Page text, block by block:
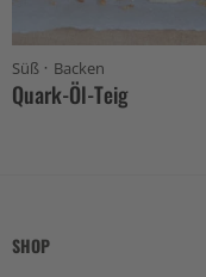
Süß · Backen
Quark-Öl-Teig
SHOP